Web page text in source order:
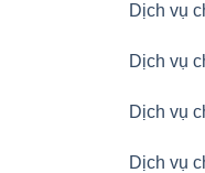
Dịch vụ
Dịch vụ
Dịch vụ
Dịch vụ